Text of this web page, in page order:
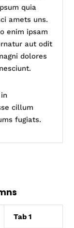
quia
amets uns.
enim ipsam
aut odit
dolores
cillum
fugiats.
Tab 1